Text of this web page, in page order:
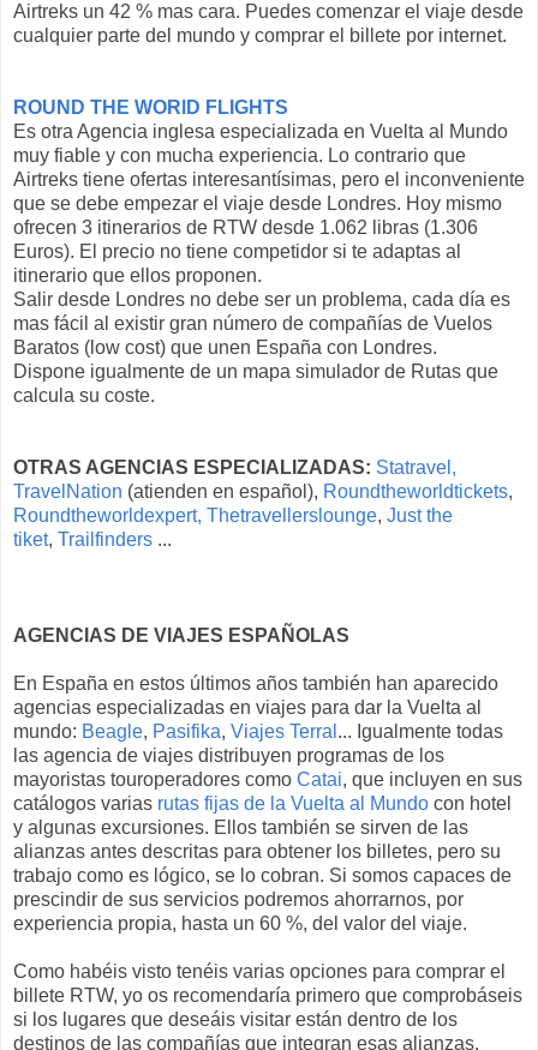
Airtreks un 42 % mas cara. Puedes comenzar el viaje desde
cualquier parte del mundo y comprar el billete por internet.
ROUND THE WORlD FLIGHTS
Es otra Agencia inglesa especializada en Vuelta al Mundo
muy fiable y con mucha experiencia. Lo contrario que
Airtreks tiene ofertas interesantísimas, pero el inconveniente
que se debe empezar el viaje desde Londres. Hoy mismo
ofrecen 3 itinerarios de RTW desde 1.062 libras (1.306
Euros). El precio no tiene competidor si te adaptas al
itinerario que ellos proponen.
Salir desde Londres no debe ser un problema, cada día es
mas fácil al existir gran número de compañías de Vuelos
Baratos (low cost) que unen España con Londres.
Dispone igualmente de un mapa simulador de Rutas que
calcula su coste.
OTRAS AGENCIAS ESPECIALIZADAS: Statravel,
TravelNation (atienden en español), Roundtheworldtickets,
Roundtheworldexpert, Thetravellerslounge, Just the
tiket, Trailfinders ...
AGENCIAS DE VIAJES ESPAÑOLAS
En España en estos últimos años también han aparecido
agencias especializadas en viajes para dar la Vuelta al
mundo: Beagle, Pasifika, Viajes Terral ... Igualmente todas
las agencia de viajes distribuyen programas de los
mayoristas touroperadores como Catai, que incluyen en sus
catálogos varias rutas fijas de la Vuelta al Mundo con hotel
y algunas excursiones. Ellos también se sirven de las
alianzas antes descritas para obtener los billetes, pero su
trabajo como es lógico, se lo cobran. Si somos capaces de
prescindir de sus servicios podremos ahorrarnos, por
experiencia propia, hasta un 60 %, del valor del viaje.
Como habéis visto tenéis varias opciones para comprar el
billete RTW, yo os recomendaría primero que comprobáseis
si los lugares que deseáis visitar están dentro de los
destinos de las compañías que integran esas alianzas.